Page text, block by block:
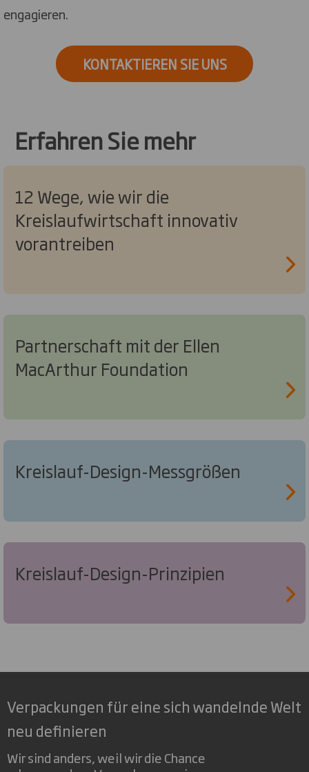
engagieren.
KONTAKTIEREN SIE UNS
Erfahren Sie mehr
12 Wege, wie wir die
Kreislaufwirtschaft innovativ
vorantreiben
Partnerschaft mit der Ellen
MacArthur Foundation
Kreislauf-Design-Messgrößen
Kreislauf-Design-Prinzipien
Verpackungen für eine sich wandelnde Welt
neu definieren
Wir sind anders, weil wir die Chance